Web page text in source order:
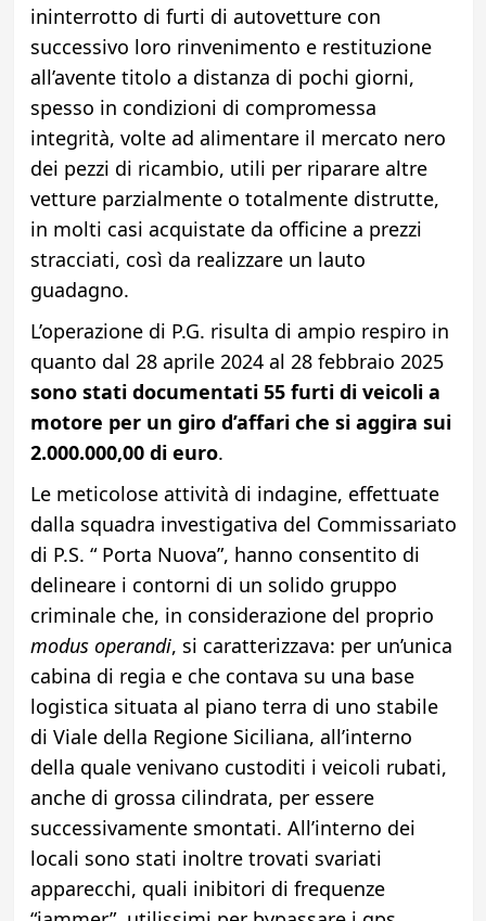
ininterrotto di furti di autovetture con
successivo loro rinvenimento e restituzione
all’avente titolo a distanza di pochi giorni,
spesso in condizioni di compromessa
integrità, volte ad alimentare il mercato nero
dei pezzi di ricambio, utili per riparare altre
vetture parzialmente o totalmente distrutte,
in molti casi acquistate da officine a prezzi
stracciati, così da realizzare un lauto
guadagno.
L’operazione di P.G. risulta di ampio respiro in
quanto dal 28 aprile 2024 al 28 febbraio 2025
sono stati documentati 55 furti di veicoli a
motore per un giro d’affari che si aggira sui
2.000.000,00 di euro.
Le meticolose attività di indagine, effettuate
dalla squadra investigativa del Commissariato
di P.S. “ Porta Nuova”, hanno consentito di
delineare i contorni di un solido gruppo
criminale che, in considerazione del proprio
modus operandi, si caratterizzava: per un’unica
cabina di regia e che contava su una base
logistica situata al piano terra di uno stabile
di Viale della Regione Siciliana, all’interno
della quale venivano custoditi i veicoli rubati,
anche di grossa cilindrata, per essere
successivamente smontati. All’interno dei
locali sono stati inoltre trovati svariati
apparecchi, quali inibitori di frequenze